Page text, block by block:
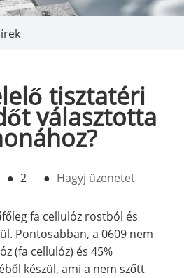
tisztatéri
választotta
● 2 ● Hagyj üzenetet
főleg fa cellulóz rostból és
Pontosabban, a 0609 nem
(fa cellulóz) és 45%
készül, ami a nem szőtt